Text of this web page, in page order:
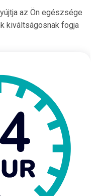
az Ön egészsége
kiváltságosnak fogja